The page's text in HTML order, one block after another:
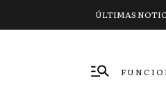
ÚLTIMAS